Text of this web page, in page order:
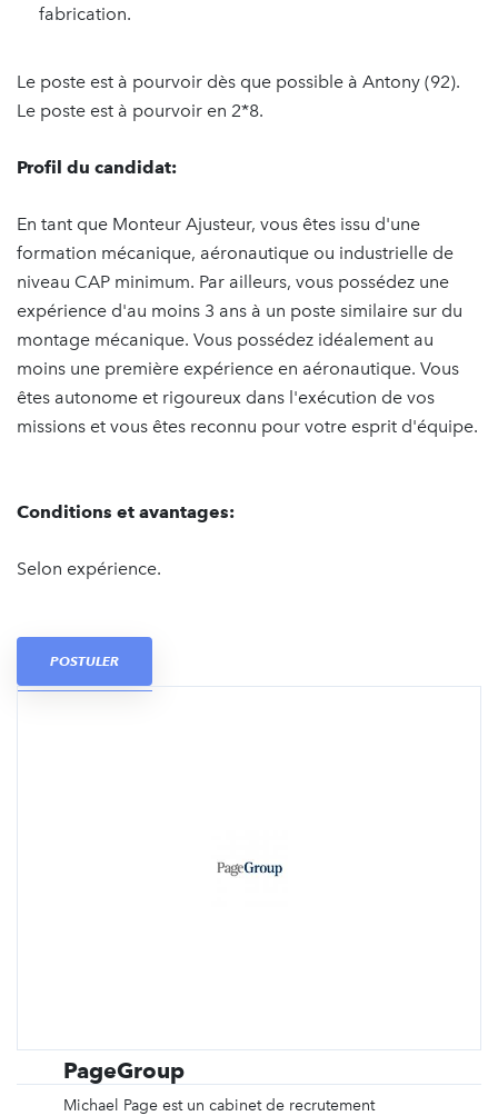
fabrication.
Le poste est à pourvoir dès que possible à Antony (92).
Le poste est à pourvoir en 2*8.
Profil du candidat:
En tant que Monteur Ajusteur, vous êtes issu d'une
formation mécanique, aéronautique ou industrielle de
niveau CAP minimum. Par ailleurs, vous possédez une
expérience d'au moins 3 ans à un poste similaire sur du
montage mécanique. Vous possédez idéalement au
moins une première expérience en aéronautique. Vous
êtes autonome et rigoureux dans l'exécution de vos
missions et vous êtes reconnu pour votre esprit d'équipe.
Conditions et avantages:
Selon expérience.
POSTULER
PageGroup
Michael Page est un cabinet de recrutement